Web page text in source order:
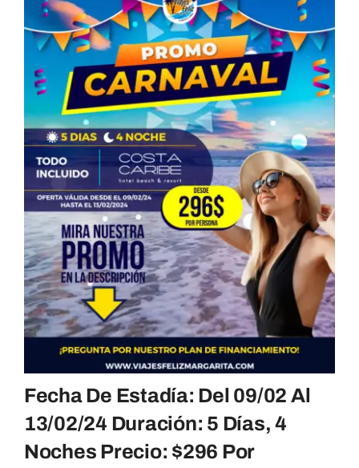
Fecha De Estadía: Del 09/02 Al
13/02/24 Duración: 5 Días, 4
Noches Precio: $296 Por